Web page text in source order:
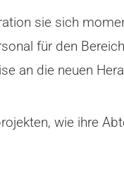
sie sich
für den
an die neuen
wie ihre